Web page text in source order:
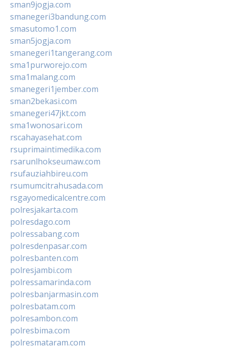
sman9jogja.com
smanegeri3bandung.com
smasutomo1.com
sman5jogja.com
smanegeri1tangerang.com
sma1purworejo.com
sma1malang.com
smanegeri1jember.com
sman2bekasi.com
smanegeri47jkt.com
sma1wonosari.com
rscahayasehat.com
rsuprimaintimedika.com
rsarunlhokseumaw.com
rsufauziahbireu.com
rsumumcitrahusada.com
rsgayomedicalcentre.com
polresjakarta.com
polresdago.com
polressabang.com
polresdenpasar.com
polresbanten.com
polresjambi.com
polressamarinda.com
polresbanjarmasin.com
polresbatam.com
polresambon.com
polresbima.com
polresmataram.com